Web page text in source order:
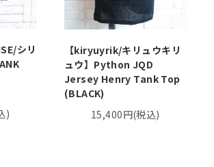
シリ
)
【kiryuyrik/キリュウキリ
ュウ】Python JQD
Jersey Henry Tank Top
(BLACK)
15,400円(税込)